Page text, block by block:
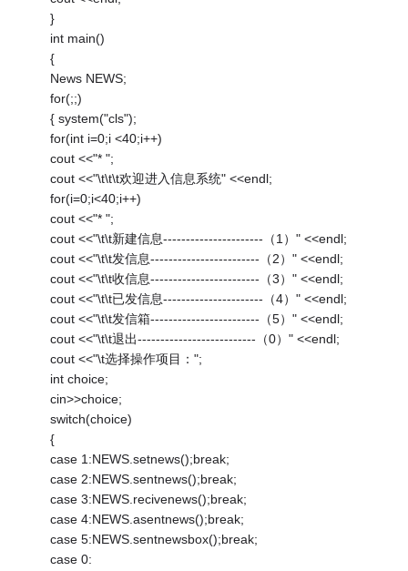
}
int main()
{
News NEWS;
for(;;)
{ system("cls");
for(int i=0;i <40;i++)
cout <<"* ";
cout <<"\t\t\t欢迎进入信息系统" <<endl;
for(i=0;i<40;i++)
cout <<"* ";
cout <<"\t\t新建信息----------------------（1）" <<endl;
cout <<"\t\t发信息------------------------（2）" <<endl;
cout <<"\t\t收信息------------------------（3）" <<endl;
cout <<"\t\t已发信息----------------------（4）" <<endl;
cout <<"\t\t发信箱------------------------（5）" <<endl;
cout <<"\t\t退出--------------------------（0）" <<endl;
cout <<"\t选择操作项目：";
int choice;
cin>>choice;
switch(choice)
{
case 1:NEWS.setnews();break;
case 2:NEWS.sentnews();break;
case 3:NEWS.recivenews();break;
case 4:NEWS.asentnews();break;
case 5:NEWS.sentnewsbox();break;
case 0: